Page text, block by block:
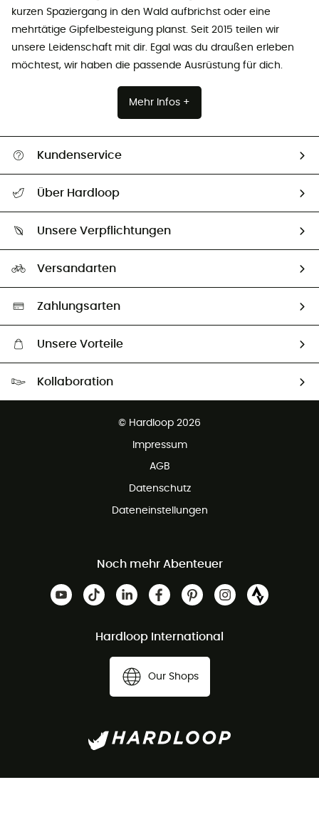
kurzen Spaziergang in den Wald aufbrichst oder eine
mehrtätige Gipfelbesteigung planst. Seit 2015 teilen wir
unsere Leidenschaft mit dir. Egal was du draußen erleben
möchtest, wir haben die passende Ausrüstung für dich.
Mehr Infos +
Kundenservice
Größentabelle
Über Hardloop
Unsere Botschafter
Unsere Verpflichtungen
Auswahl an nachhaltigen Produkten
Versandarten
Zahlungsarten
Unsere Vorteile
Kollaboration
© Hardloop 2026
Impressum
AGB
Datenschutz
Dateneinstellungen
Noch mehr Abenteuer
Hardloop International
Our Shops